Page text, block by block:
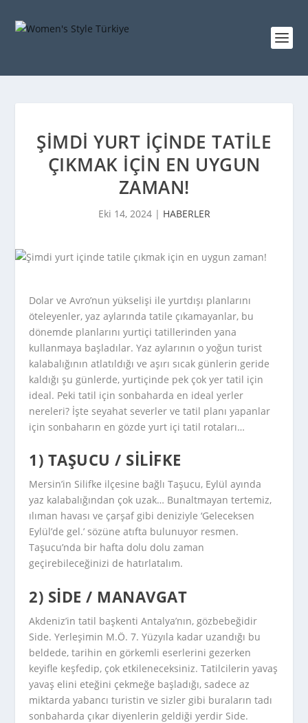
ŞIMDI YURT IÇINDE TATILE
ÇIKMAK IÇIN EN UYGUN
ZAMAN!
Eki 14, 2024| HABERLER
Dolar ve Avro’nun yükselişi ile yurtdışı planlarını
öteleyenler, yaz aylarında tatile çıkamayanlar, bu
dönemde planlarını yurtiçi tatillerinden yana
kullanmaya başladılar. Yaz aylarının o yoğun turist
kalabalığının atlatıldığı ve aşırı sıcak günlerin geride
kaldığı şu günlerde, yurtiçinde pek çok yer tatil için
ideal. Peki tatil için sonbaharda en ideal yerler
nereleri? İşte seyahat severler ve tatil planı yapanlar
için sonbaharın en gözde yurt içi tatil rotaları…
1) TAŞUCU / SILIFKE
Mersin’in Silifke ilçesine bağlı Taşucu, Eylül ayında
yaz kalabalığından çok uzak… Bunaltmayan tertemiz,
ılıman havası ve çarşaf gibi deniziyle ‘Geleceksen
Eylül’de gel.’ sözüne atıfta bulunuyor resmen.
Taşucu’nda bir hafta dolu dolu zaman
geçirebileceğinizi de hatırlatalım.
2) SIDE / MANAVGAT
Akdeniz’in tatil başkenti Antalya’nın, gözbebeğidir
Side. Yerleşimin M.Ö. 7. Yüzyıla kadar uzandığı bu
beldede, tarihin en görkemli eserlerini gezerken
keyifle keşfedip, çok etkileneceksiniz. Tatilcilerin yavaş
yavaş elini eteğini çekmeğe başladığı, sadece az
miktarda yabancı turistin ve sizler gibi buraların tadı
sonbaharda çıkar diyenlerin geldiği yerdir Side.